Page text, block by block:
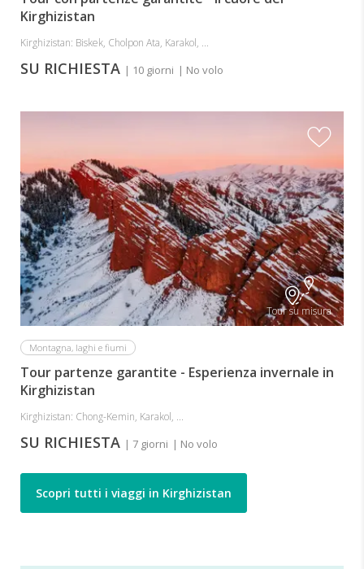
Kirghizistan
Kirghizistan: Biskek, Cholpon Ata, Karakol, ...
SU RICHIESTA | 10 giorni | No volo
Tour su misura
Montagna, laghi e fiumi
Tour partenze garantite - Esperienza invernale in
Kirghizistan
Kirghizistan: Chong-Kemin, Karakol, ...
SU RICHIESTA | 7 giorni | No volo
Scopri tutti i viaggi in Kirghizistan